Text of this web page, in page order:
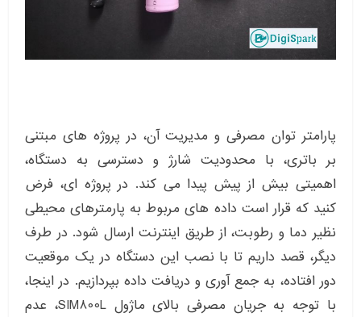
پارامتر توان مصرفی و مدیریت آن، در پروژه های مبتنی
بر باتری، با محدودیت شارژ و دسترسی به دستگاه،
اهمیتی بیش از پیش پیدا می کند. در پروژه ای، فرض
کنید که قرار است داده های مربوط به پارمترهای محیطی
نظیر دما و رطوبت، از طریق اینترنت ارسال شود. در طرف
دیگر، قصد داریم تا با نصب این دستگاه در یک موقعیت
دور افتاده، به جمع آوری و دریافت داده بپردازیم. در اینجا،
با توجه به جریان مصرفی بالای ماژول SIM800L، عدم